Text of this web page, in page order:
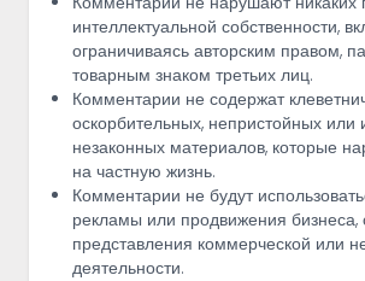
интеллектуальной собственности,
ограничиваясь авторским правом,
товарным знаком третьих лиц.
Комментарии не содержат
оскорбительных, непристойных
незаконных материалов, которые
на частную жизнь.
Комментарии не будут
рекламы или продвижения бизнеса,
представления коммерческой или
деятельности.